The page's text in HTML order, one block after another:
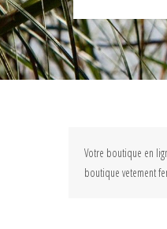
Votre boutique en
boutique vetement